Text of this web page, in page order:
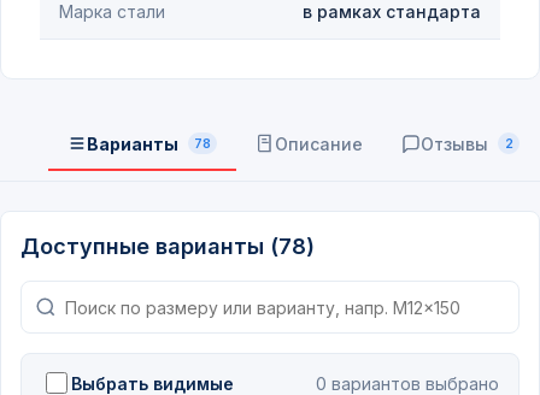
Марка стали в рамках стандарта
Варианты 78 Описание Отзывы 2
Доступные варианты (78)
Выбрать видимые 0 вариантов выбрано